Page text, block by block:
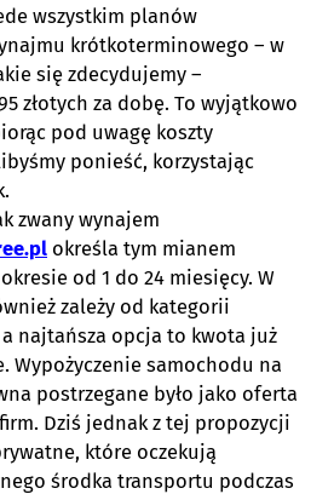
wszystkim planów
krótkoterminowego – w
się zdecydujemy –
złotych za dobę. To wyjątkowo
pod uwagę koszty
ponieść, korzystając
zwany wynajem
określa tym mianem
od 1 do 24 miesięcy. W
zależy od kategorii
najtańsza opcja to kwota już
Wypożyczenie samochodu na
postrzegane było jako oferta
Dziś jednak z tej propozycji
które oczekują
środka transportu podczas